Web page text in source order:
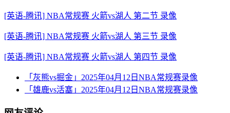
[英语-腾讯] NBA常规赛 火箭vs湖人 第二节 录像
[英语-腾讯] NBA常规赛 火箭vs湖人 第三节 录像
[英语-腾讯] NBA常规赛 火箭vs湖人 第四节 录像
「灰熊vs掘金」2025年04月12日NBA常规赛录像
「雄鹿vs活塞」2025年04月12日NBA常规赛录像